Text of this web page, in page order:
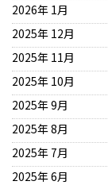
2026年 1月
2025年 12月
2025年 11月
2025年 10月
2025年 9月
2025年 8月
2025年 7月
2025年 6月